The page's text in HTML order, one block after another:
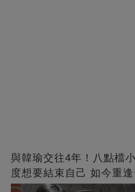
與韓瑜交往4年！八點檔
度想要結束自己 如今重逢舊愛「卻宣告終生不婚」
原因曝光